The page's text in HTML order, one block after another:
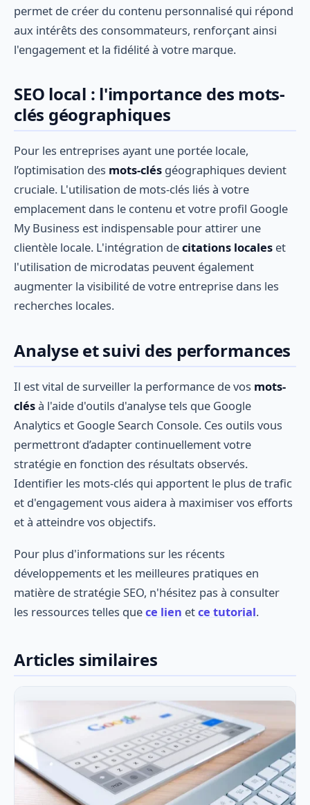
permet de créer du contenu personnalisé qui répond
aux intérêts des consommateurs, renforçant ainsi
l'engagement et la fidélité à votre marque.
SEO local : l'importance des mots-
clés géographiques
Pour les entreprises ayant une portée locale,
l’optimisation des mots-clés géographiques devient
cruciale. L'utilisation de mots-clés liés à votre
emplacement dans le contenu et votre profil Google
My Business est indispensable pour attirer une
clientèle locale. L'intégration decitations locales et
l'utilisation de microdatas peuvent également
augmenter la visibilité de votre entreprise dans les
recherches locales.
Analyse et suivi des performances
Il est vital de surveiller la performance de vos mots-
clésà l'aide d'outils d'analyse tels que Google
Analytics et Google Search Console. Ces outils vous
permettront d’adapter continuellement votre
stratégie en fonction des résultats observés.
Identifier les mots-clés qui apportent le plus de trafic
et d'engagement vous aidera à maximiser vos efforts
et à atteindre vos objectifs.
Pour plus d'informations sur les récents
développements et les meilleures pratiques en
matière de stratégie SEO, n'hésitez pas à consulter
les ressources telles quece lien etce tutorial.
Articles similaires